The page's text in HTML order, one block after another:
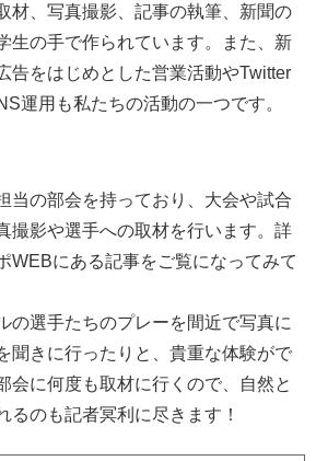
材、写真撮影、記事の執筆、新聞の
生の手で作られています。また、新
告をはじめとした営業活動やTwitter
運用も私たちの活動の一つです。
当の部会を持っており、大会や試合
撮影や選手への取材を行います。詳
WEBにある記事をご覧になってみて
の選手たちのプレーを間近で写真に
聞きに行ったりと、貴重な体験がで
会に何度も取材に行くので、自然と
るのも記者冥利に尽きます！